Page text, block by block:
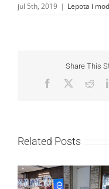
jul 5th, 2019 | Lepota i
Share This
Facebook
Related Posts
Lilly Drogerie proslavile